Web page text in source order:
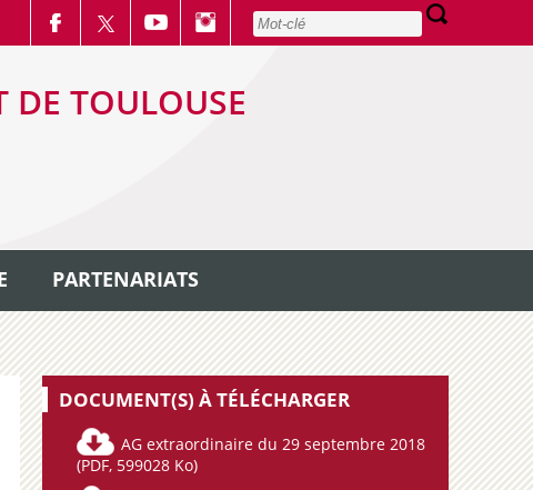
DE TOULOUSE
PARTENARIATS
DOCUMENT(S) À TÉLÉCHARGER
AG extraordinaire du 29 septembre 2018
(PDF, 599028 Ko)